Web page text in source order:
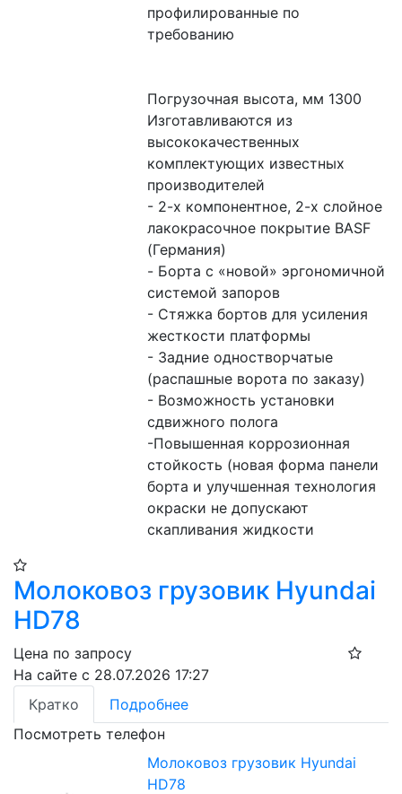
профилированные по
требованию
Погрузочная высота, мм 1300
Изготавливаются из
высококачественных
комплектующих известных
производителей
- 2-х компонентное, 2-х слойное
лакокрасочное покрытие BASF
(Германия)
- Борта с «новой» эргономичной
системой запоров
- Стяжка бортов для усиления
жесткости платформы
- Задние одностворчатые
(распашные ворота по заказу)
- Возможность установки
сдвижного полога
-Повышенная коррозионная
стойкость (новая форма панели
борта и улучшенная технология
окраски не допускают
скапливания жидкости
Молоковоз грузовик Hyundai
HD78
Цена по запросу
На сайте с 28.07.2026 17:27
Кратко
Подробнее
Посмотреть телефон
Молоковоз грузовик Hyundai
HD78